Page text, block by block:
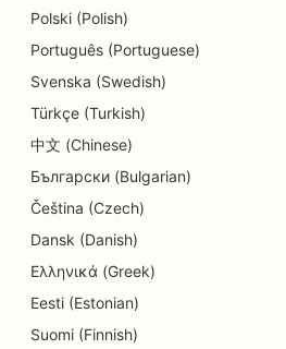
纸杯蛋糕店的搜索引擎优化
教育和儿童保育服务搜索引擎优化
干洗店搜索引擎优化
电子产品商店的搜索引擎优化
工程公司的搜索引擎优化
牙髓病学家的搜索引擎优化
Polski (Polish)
Português (Portuguese)
Svenska (Swedish)
Türkçe (Turkish)
中文 (Chinese)
Български (Bulgarian)
Čeština (Czech)
Dansk (Danish)
Ελληνικά (Greek)
Eesti (Estonian)
Suomi (Finnish)